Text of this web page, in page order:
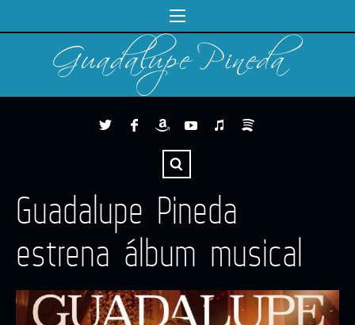
Guadalupe Pineda
estrena álbum musical